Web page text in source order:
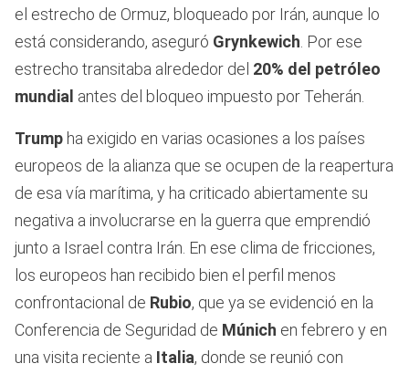
el estrecho de Ormuz, bloqueado por Irán, aunque lo
está considerando, aseguró Grynkewich. Por ese
estrecho transitaba alrededor del 20% del petróleo
mundial antes del bloqueo impuesto por Teherán.
Trump ha exigido en varias ocasiones a los países
europeos de la alianza que se ocupen de la reapertura
de esa vía marítima, y ha criticado abiertamente su
negativa a involucrarse en la guerra que emprendió
junto a Israel contra Irán. En ese clima de fricciones,
los europeos han recibido bien el perfil menos
confrontacional de Rubio, que ya se evidenció en la
Conferencia de Seguridad de Múnich en febrero y en
una visita reciente a Italia, donde se reunió con